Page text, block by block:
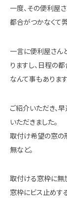
一度、その便利屋
都合がつかなくて
一言に便利屋さん
りますし、日程の
なんて事もあります
ご紹介いただき、
いただきました。
取付け希望の窓の
無など。
取付ける窓枠に無
窓枠にビス止めす